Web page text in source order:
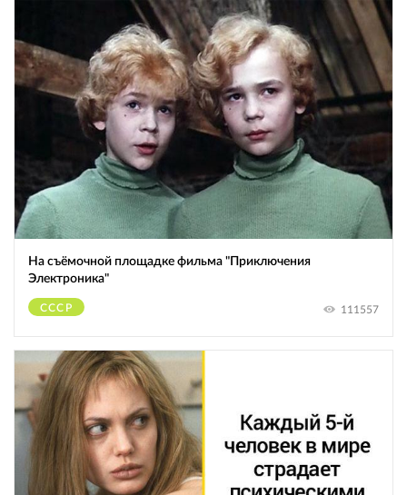
На съёмочной площадке фильма "Приключения
Электроника"
СССР 111557